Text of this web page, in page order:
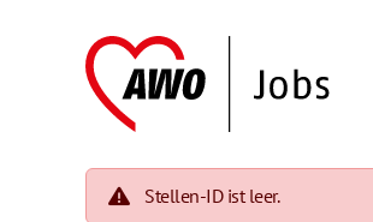
Stellen-ID ist leer.